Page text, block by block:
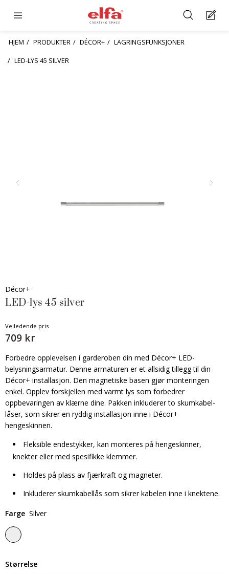
HJEM PRODUKTER DÉCOR+
LAGRINGSFUNKSJONER
LED-LYS 45 SILVER
Décor+
LED-lys 45 silver
Veiledende pris
709 kr
Forbedre opplevelsen i garderoben din med Décor+ LED-
belysningsarmatur. Denne armaturen er et allsidig tillegg til din
Décor+ installasjon. Den magnetiske basen gjør monteringen
enkel. Opplev forskjellen med varmt lys som forbedrer
oppbevaringen av klærne dine. Pakken inkluderer to skumkabel-
låser, som sikrer en ryddig installasjon inne i Décor+
hengeskinnen.
Fleksible endestykker, kan monteres på hengeskinner,
knekter eller med spesifikke klemmer.
Holdes på plass av fjærkraft og magneter.
Inkluderer skumkabellås som sikrer kabelen inne i knektene.
Farge Silver
Størrelse